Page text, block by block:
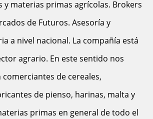
y materias primas agrícolas. Brokers
de Futuros. Asesoría y
a nivel nacional. La compañía está
agrario. En este sentido nos
de cereales,
de pienso, harinas, malta y
primas en general de todo el